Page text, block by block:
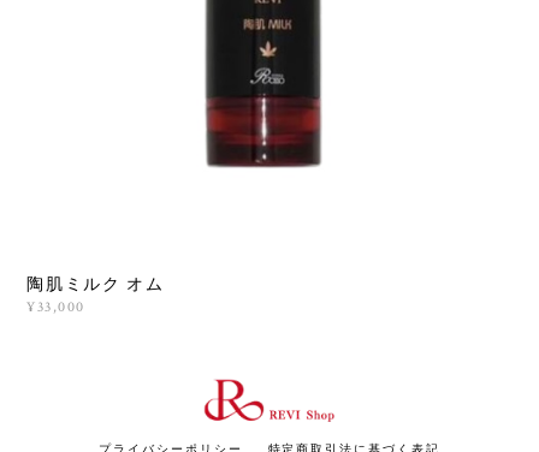
陶肌ミルク オム
¥33,000